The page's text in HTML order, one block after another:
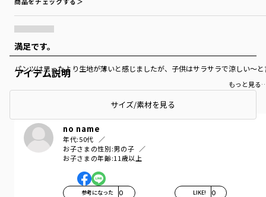
満足です。
パンツは思ったより生地が薄いと感じましたが、子供はサラサラで涼しい〜
もっと見る
no name
年代:50代
お子さまの性別:男の子
お子さまの年齢:11歳以上
参考になった 0 LIKE! 0
アイテム説明
サイズ/素材を見る